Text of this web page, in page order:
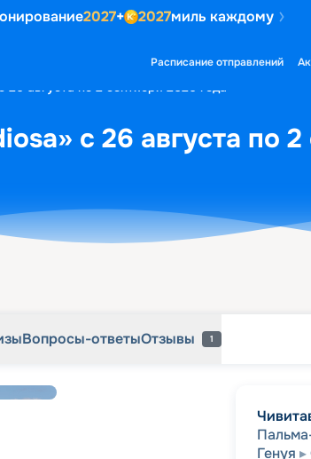
2027+ 2027миль каждому
Расписание отправлений
26 августа по 2 сентября 2026 года
с 26 августа по
Вопросы-ответыОтзывы 1
Генуя